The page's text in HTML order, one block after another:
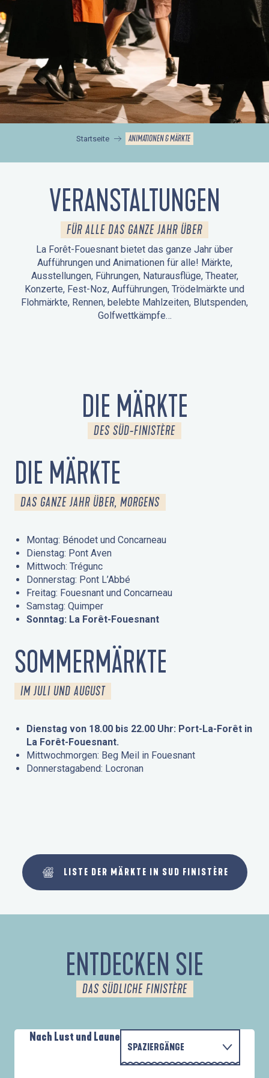
Startseite ANIMATIONEN & MÄRKTE
VERANSTALTUNGEN
FÜR ALLE DAS GANZE JAHR ÜBER
La Forêt-Fouesnant bietet das ganze Jahr über
Aufführungen und Animationen für alle! Märkte,
Ausstellungen, Führungen, Naturausflüge, Theater,
Konzerte, Fest-Noz, Aufführungen, Trödelmärkte und
Flohmärkte, Rennen, belebte Mahlzeiten, Blutspenden,
Golfwettkämpfe…
DIE MÄRKTE
DES SÜD-FINISTÈRE
DIE MÄRKTE
DAS GANZE JAHR ÜBER, MORGENS
Montag: Bénodet und Concarneau
Dienstag: Pont Aven
Mittwoch: Trégunc
Donnerstag: Pont L’Abbé
Freitag: Fouesnant und Concarneau
Samstag: Quimper
Sonntag: La Forêt-Fouesnant
SOMMERMÄRKTE
IM JULI UND AUGUST
Dienstag von 18.00 bis 22.00 Uhr: Port-La-Forêt in
La Forêt-Fouesnant.
Mittwochmorgen: Beg Meil in Fouesnant
Donnerstagabend: Locronan
LISTE DER MÄRKTE IN SUD FINISTÈRE
ENTDECKEN SIE
DAS SÜDLICHE FINISTÈRE
Nach Lust und Laune
SPAZIERGÄNGE